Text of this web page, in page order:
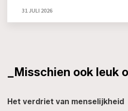
31 JULI 2026
_Misschien ook leuk
Het verdriet van menselijkheid